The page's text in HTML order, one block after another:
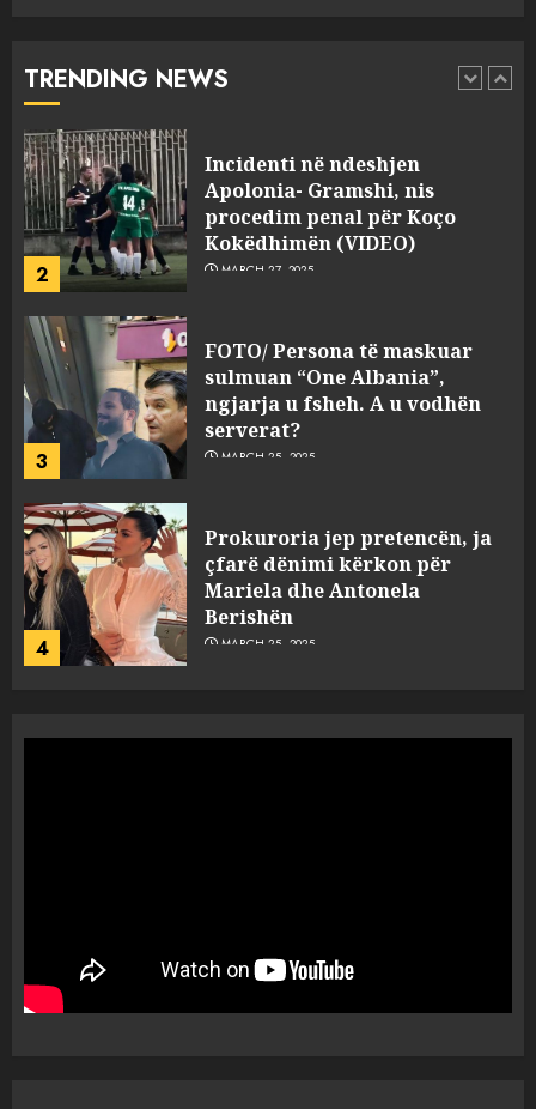
TRENDING NEWS
2
procedim penal për Koço
3
FOTO/ Persona të maskuar
sulmuan “One Albania”,
ngjarja u fsheh. A u vodhën
4
Prokuroria jep pretencën, ja
çfarë dënimi kërkon për
Mariela dhe Antonela
“Ai që drejtonte makinën më
ngjau me Talo Çelën”,
dëshmia e Nuredin Dumanit
Incidenti në ndeshjen
Apolonia- Gramshi, nis
procedim penal për Koço